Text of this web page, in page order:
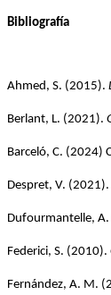
Bibliografía
Ahmed, S. (2015).
Berlant, L. (2021).
Barceló, C. (2024)
Despret, V. (2021).
Dufourmantelle,
Federici, S. (2010).
Fernández, A. M.